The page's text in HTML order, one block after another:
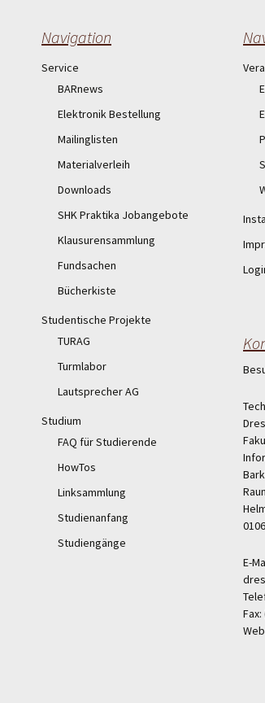
Navigation
Service
BARnews
Elektronik Bestellung
Mailinglisten
Materialverleih
Downloads
SHK Praktika Jobangebote
Klausurensammlung
Fundsachen
Bücherkiste
Studentische Projekte
TURAG
Turmlabor
Lautsprecher AG
Studium
FAQ für Studierende
HowTos
Linksammlung
Studienanfang
Studiengänge
E-